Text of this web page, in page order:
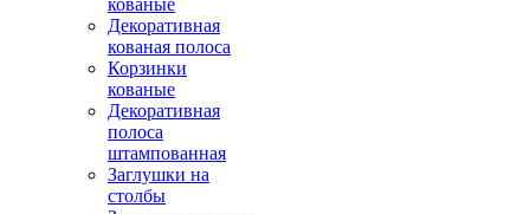
кованые
Декоративная
кованая полоса
Корзинки
кованые
Декоративная
полоса
штампованная
Заглушки на
столбы